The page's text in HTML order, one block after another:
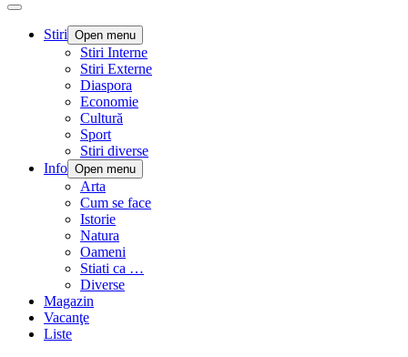
Stiri Open menu
Stiri Interne
Stiri Externe
Diaspora
Economie
Cultură
Sport
Stiri diverse
Info Open menu
Arta
Cum se face
Istorie
Natura
Oameni
Stiati ca …
Diverse
Magazin
Vacanţe
Liste